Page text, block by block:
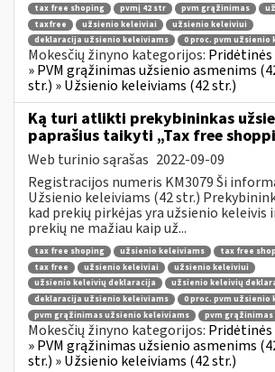
tax free shoping pvmį 42 str pvm grąžinimas
taxfree
užsienio keleiviai
užsienio keleiviui
deklaracija užsienio keleiviams
0 proc. pvm užsienio
Mokesčių žinyno kategorijos:
» PVM grąžinimas užsienio asmenims
str.) » Užsienio keleiviams (42 str.)
Ką turi atlikti prekybininkas
paprašius taikyti „Tax free
Web turinio sąrašas 2022-09-09
Registracijos numeris KM3079 Ši
Užsienio keleiviams (42 str.)
kad prekių pirkėjas yra užsienio keleivis
prekių ne mažiau kaip už...
tax free shoping užsienio keleiviams tax free
tax free
užsienio keleiviai
užsienio keleiviui
užsienio keleivių deklaracija
užsienio keleivių
deklaracija užsienio keleiviams
0 proc. pvm užsienio
pvm grąžinimas užsienio keleiviams
pvm
Mokesčių žinyno kategorijos:
» PVM grąžinimas užsienio asmenims
str.) » Užsienio keleiviams (42 str.)